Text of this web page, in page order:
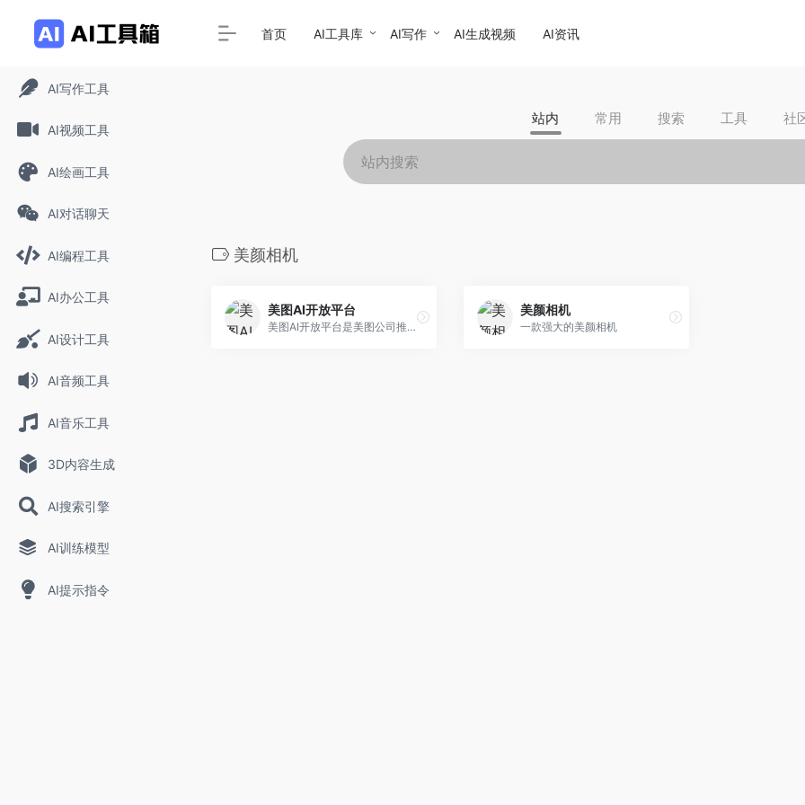
AI写作工具
AI视频工具
AI绘画工具
AI对话聊天
AI编程工具
AI办公工具
AI设计工具
AI音频工具
AI音乐工具
3D内容生成
AI搜索引擎
AI训练模型
AI提示指令
首页 AI工具库 AI写作 AI生成视频 AI资讯
站内 常用 搜索 工具 社
美颜相机
美图AI开放平台
美图AI开放平台是美图公司推出的AI服务平台，专注于人脸技术、人体技术、图像识别、图像处理、图像生成等核心领域，为客户提供经市场验证的专业AI算法服务和解决方案。
美颜相机
一款强大的美颜相机